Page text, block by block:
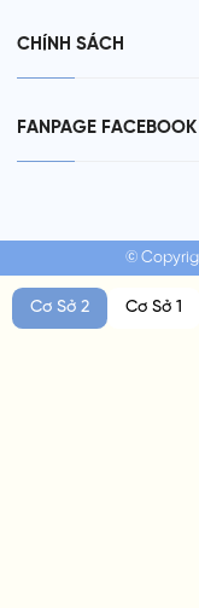
CHÍNH SÁCH
FANPAGE FACEBOOK
©
Cơ Sở 2 Cơ Sở 1